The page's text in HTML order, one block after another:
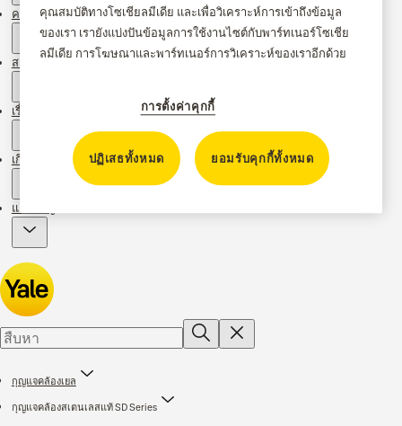
ความช่วยเหลือ
สถานที่จัดจำหน่าย
เรื่องราวของเรา
เกี่ยวกับเรา
แคมเปญ
กุญแจคล้องเยล
กุญแจคล้องสเตนเลสแท้ SD Series
คุณสมบัติทางโซเชียลมีเดีย และเพื่อวิเคราะห์การเข้าถึงข้อมูล
ของเรา เรายังแบ่งปันข้อมูลการใช้งานไซต์กับพาร์ทเนอร์โซเชีย
ลมีเดีย การโฆษณาและพาร์ทเนอร์การวิเคราะห์ของเราอีกด้วย
การตั้งค่าคุกกี้
ปฏิเสธทั้งหมด ยอมรับคุกกี้ทั้งหมด